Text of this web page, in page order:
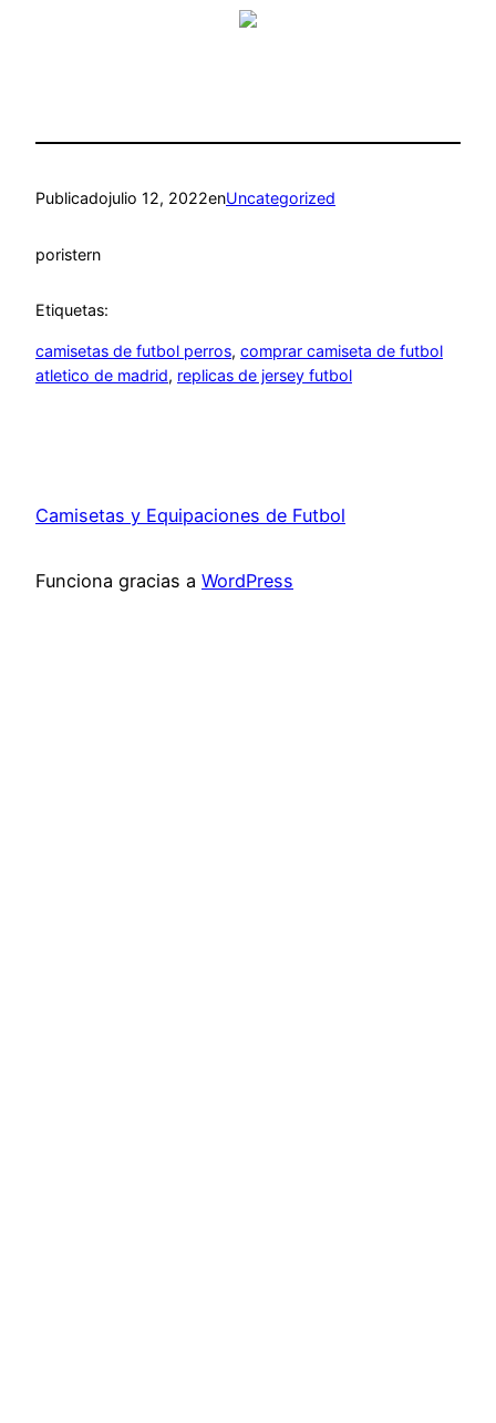
Publicadojulio 12, 2022enUncategorized
poristern
Etiquetas:
camisetas de futbol perros, comprar camiseta de futbol
atletico de madrid, replicas de jersey futbol
Camisetas y Equipaciones de Futbol
Funciona gracias a WordPress